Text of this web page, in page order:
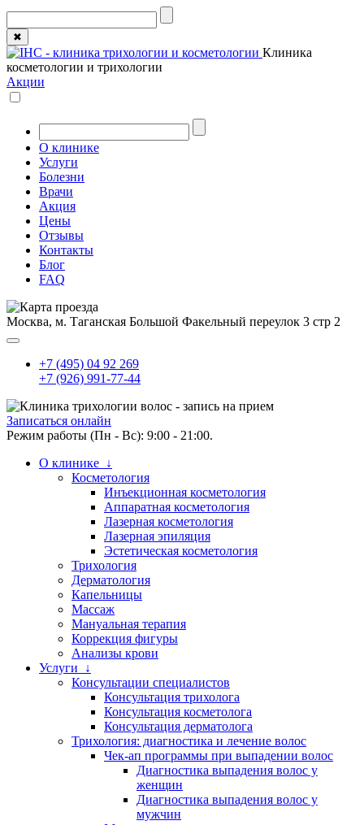
✖
Клиника
косметологии и трихологии
Акции
О клинике
Услуги
Болезни
Врачи
Акция
Цены
Отзывы
Контакты
Блог
FAQ
Москва, м. Таганская Большой Факельный переулок 3 стр 2
+7 (495) 04 92 269
+7 (926) 991-77-44
Записаться онлайн
Режим работы (Пн - Вс): 9:00 - 21:00.
О клинике ↓
Косметология
Инъекционная косметология
Аппаратная косметология
Лазерная косметология
Лазерная эпиляция
Эстетическая косметология
Трихология
Дерматология
Капельницы
Массаж
Мануальная терапия
Коррекция фигуры
Анализы крови
Услуги ↓
Консультации специалистов
Консультация трихолога
Консультация косметолога
Консультация дерматолога
Трихология: диагностика и лечение волос
Чек-ап программы при выпадении волос
Диагностика выпадения волос у
женщин
Диагностика выпадения волос у
мужчин